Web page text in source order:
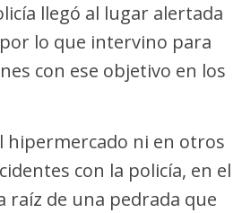
llegó al lugar alertada
lo que intervino para
con ese objetivo en los
hipermercado ni en otros
con la policía, en el
raíz de una pedrada que